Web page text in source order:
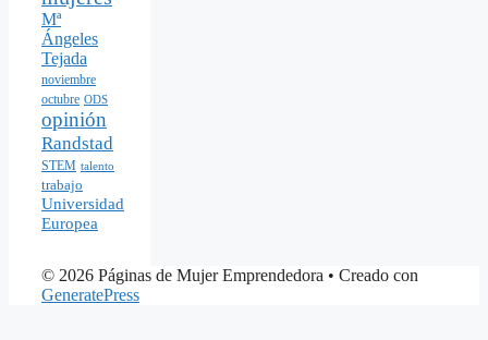
Mª
Ángeles
Tejada
noviembre
octubre ODS
opinión
Randstad
STEM talento
trabajo
Universidad
Europea
© 2026 Páginas de Mujer Emprendedora • Creado con
GeneratePress